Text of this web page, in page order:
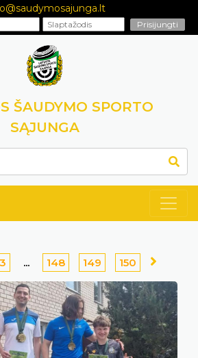
ŠAUDYMO SPORTO
SĄJUNGA
3 ... 148 149 150